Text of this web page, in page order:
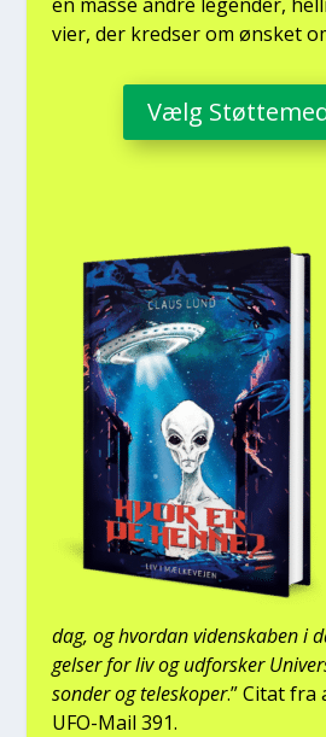
vi­er, der kred­ser om ønsket
Vælg
dag, og hvor­dan viden­ska­ben i
gel­ser for liv og udfor­sker
son­der og telesko­per.” Citat fra
UFO-Mail 391.